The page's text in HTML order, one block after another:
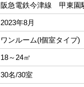
阪急電鉄今津線 甲東園
2023年8月
ワンルーム(l個室タイプ)
18～24㎡
30名/30室